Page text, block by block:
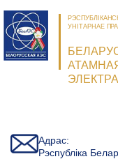
УНІТАРНАЕ
Адрас:
Рэспубліка